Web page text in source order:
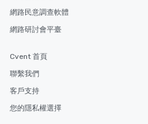
網路民意調查軟體
網路研討會平臺
Cvent 首頁
聯繫我們
客戶支持
您的隱私權選擇